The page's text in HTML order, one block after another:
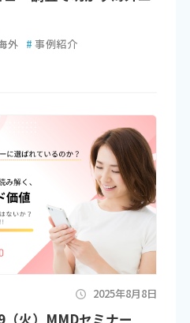
外 # 事例紹介
2025年8月8日
火）MMDセミナー